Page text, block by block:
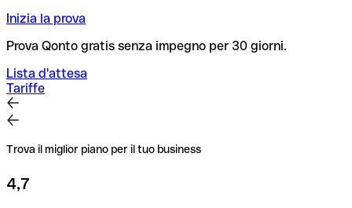
Inizia la prova
Prova Qonto gratis senza impegno per 30 giorni.
Lista d'attesa
Tariffe
Trova il miglior piano per il tuo business
4,7